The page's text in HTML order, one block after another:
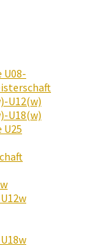
U08-
U12(w)
U18(w)
U25